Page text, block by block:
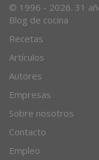
© 1996 - 2026. 31
Blog de cocina
Recetas
Artículos
Autores
Empresas
Sobre nosotros
Contacto
Empleo